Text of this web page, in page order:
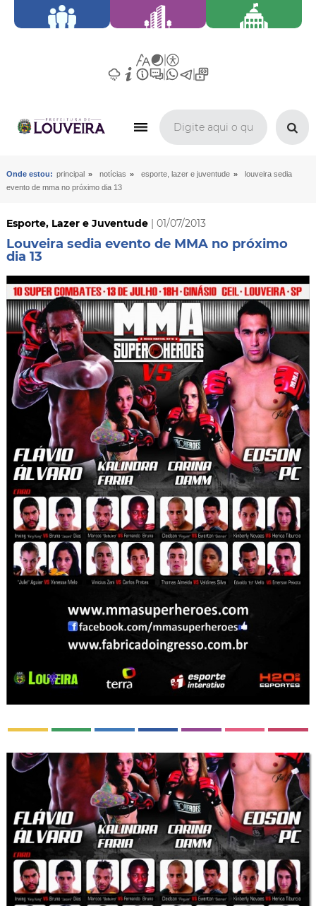
Onde estou: principal » notícias » esporte, lazer e juventude »
louveira sedia
evento de mma no próximo dia 13
Esporte, Lazer e Juventude| 01/07/2013
Louveira sedia evento de MMA no próximo
dia 13